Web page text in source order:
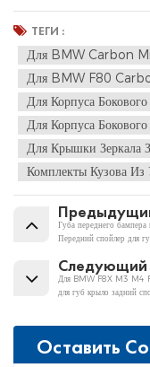
ТЕГИ :
Для BMW Carbon
Для BMW F80
Для Корпуса
Для Корпуса
Для Крышки Зеркала
Комплекты Кузова Из
Губа переднего
Передний спойлер для
Следующий
Для BMW F8X M3 M4
для губ крыло задний
Оставить